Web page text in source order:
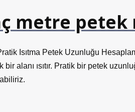
metre petek
Isıtma Petek Uzunluğu
alanı ısıtır. Pratik bir petek